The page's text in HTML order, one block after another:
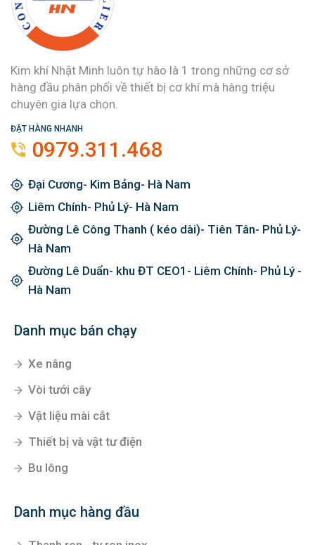
Kim khí Nhật Minh luôn tự hào là 1 trong những cơ sở
hàng đầu phân phối về thiết bị cơ khí mà hàng triệu
chuyên gia lựa chọn.
ĐẶT HÀNG NHANH
0979.311.468
Đại Cương- Kim Bảng- Hà Nam
Liêm Chính- Phủ Lý- Hà Nam
Đường Lê Công Thanh ( kéo dài)- Tiên Tân- Phủ Lý-
Hà Nam
Đường Lê Duẩn- khu ĐT CEO1- Liêm Chính- Phủ Lý -
Hà Nam
Danh mục bán chạy
Xe nâng
Vòi tưới cây
Vật liệu mài cắt
Thiết bị và vật tư điện
Bu lông
Danh mục hàng đầu